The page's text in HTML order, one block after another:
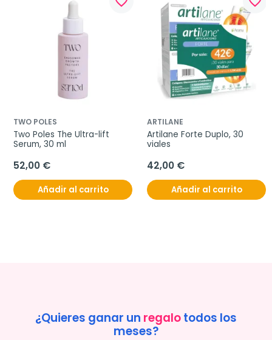
TWO POLES
Two Poles The Ultra-lift
Serum, 30 ml
52,00 €
Añadir al carrito
ARTILANE
Artilane Forte Duplo, 30
viales
42,00 €
Añadir al carrito
¿Quieres ganar un regalotodos los
meses?